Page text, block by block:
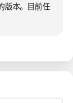
版本。目前任